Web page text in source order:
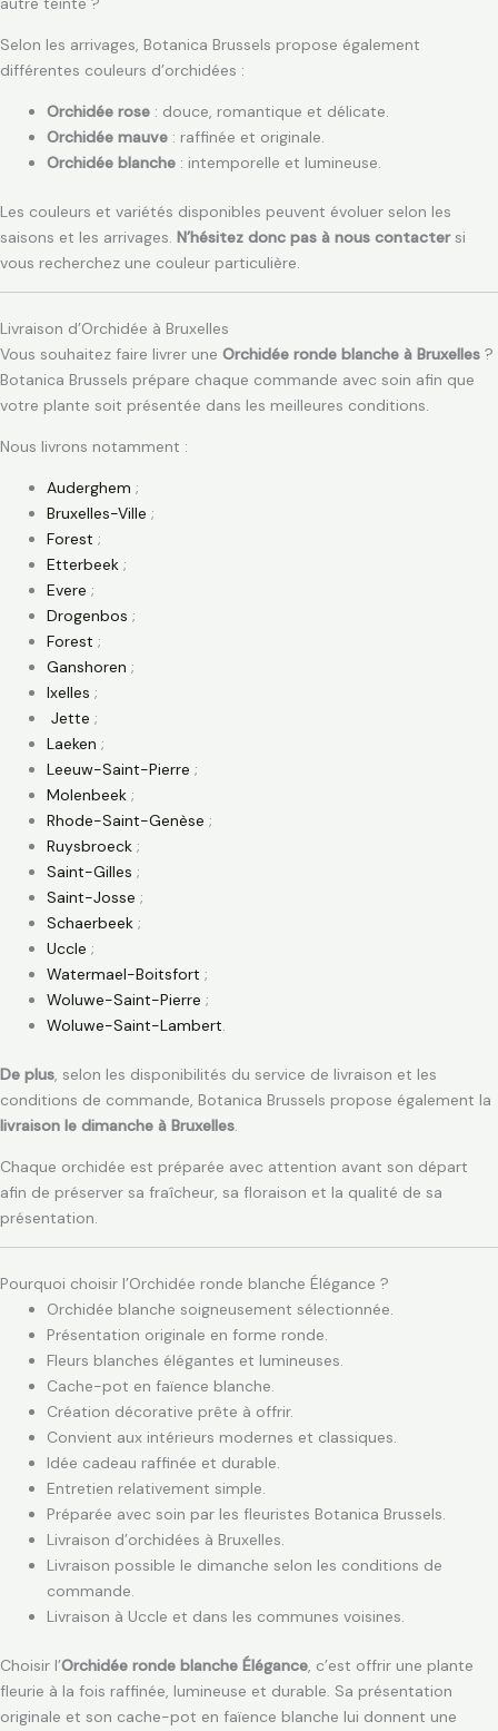
Selon les arrivages, Botanica Brussels propose également
différentes couleurs d’orchidées :
Orchidée rose : douce, romantique et délicate.
Orchidée mauve : raffinée et originale.
Orchidée blanche : intemporelle et lumineuse.
Les couleurs et variétés disponibles peuvent évoluer selon les
saisons et les arrivages. N’hésitez donc pas à nous contactersi
vous recherchez une couleur particulière.
Livraison d’Orchidée à Bruxelles
Vous souhaitez faire livrer une Orchidée ronde blanche à Bruxelles ?
Botanica Brussels prépare chaque commande avec soin afin que
votre plante soit présentée dans les meilleures conditions.
Nous livrons notamment :
Auderghem ;
Bruxelles-Ville ;
Forest ;
Etterbeek ;
Evere ;
Drogenbos ;
Forest ;
Ganshoren ;
Ixelles ;
Jette ;
Laeken ;
Leeuw-Saint-Pierre ;
Molenbeek ;
Rhode-Saint-Genèse ;
Ruysbroeck ;
Saint-Gilles ;
Saint-Josse ;
Schaerbeek ;
Uccle ;
Watermael-Boitsfort ;
Woluwe-Saint-Pierre ;
Woluwe-Saint-Lambert.
De plus, selon les disponibilités du service de livraison et les
conditions de commande, Botanica Brussels propose également la
livraison le dimanche à Bruxelles.
Chaque orchidée est préparée avec attention avant son départ
afin de préserver sa fraîcheur, sa floraison et la qualité de sa
présentation.
Pourquoi choisir l’Orchidée ronde blanche Élégance ?
Orchidée blanche soigneusement sélectionnée.
Présentation originale en forme ronde.
Fleurs blanches élégantes et lumineuses.
Cache-pot en faïence blanche.
Création décorative prête à offrir.
Convient aux intérieurs modernes et classiques.
Idée cadeau raffinée et durable.
Entretien relativement simple.
Préparée avec soin par les fleuristes Botanica Brussels.
Livraison d’orchidées à Bruxelles.
Livraison possible le dimanche selon les conditions de
commande.
Livraison à Uccle et dans les communes voisines.
Choisir l’Orchidée ronde blanche Élégance, c’est offrir une plante
fleurie à la fois raffinée, lumineuse et durable. Sa présentation
originale et son cache-pot en faïence blanche lui donnent une